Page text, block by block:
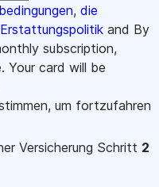
, die
Erstattungspolitik and By
subscription,
card will be
um fortzufahren
Versicherung Schritt 2